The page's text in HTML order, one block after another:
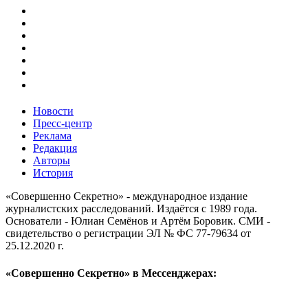
Новости
Пресс-центр
Реклама
Редакция
Авторы
История
«Совершенно Секретно» - международное издание
журналистских расследований. Издаётся с 1989 года.
Основатели - Юлиан Семёнов и Артём Боровик. CМИ -
свидетельство о регистрации ЭЛ № ФС 77-79634 от
25.12.2020 г.
«Совершенно Секретно» в Мессенджерах: